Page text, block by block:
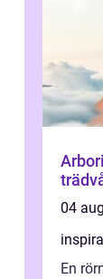
Arborist i
04
En